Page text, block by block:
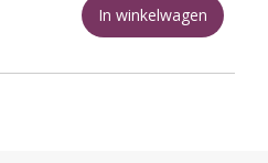
In winkelwagen